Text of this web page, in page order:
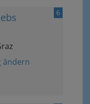
6
ändern